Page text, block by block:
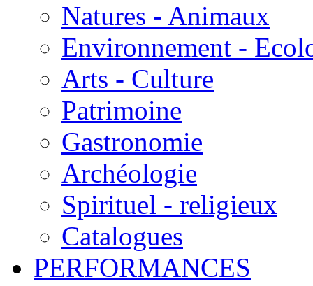
Natures - Animaux
Environnement -
Arts - Culture
Patrimoine
Gastronomie
Archéologie
Spirituel - religieux
Catalogues
PERFORMANCES